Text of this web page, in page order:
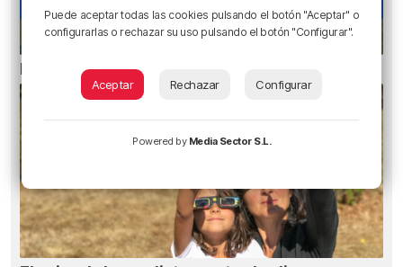
Erik Morán: «Bielsa era especial»
Puede aceptar todas las cookies pulsando el botón "Aceptar" o
configurarlas o rechazar su uso pulsando el botón "Configurar".
Aceptar Rechazar Configurar
Powered by Media Sector S.L.